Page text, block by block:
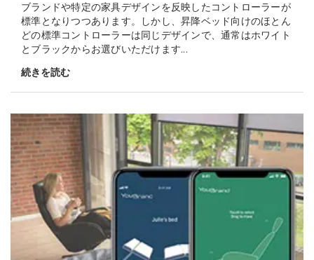
ブランドや特定の家具デザインを反映したコントローラーが
標準となりつつあります。しかし、昇降ベッド向けのほとん
どの標準コントローラーは同じデザインで、通常はホワイト
とブラックからお選びいただけます...
続きを読む